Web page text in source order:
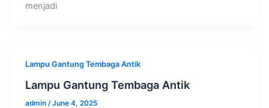
menjadi
Lampu Gantung Tembaga Antik
Lampu Gantung Tembaga Antik
admin /June 4, 2025